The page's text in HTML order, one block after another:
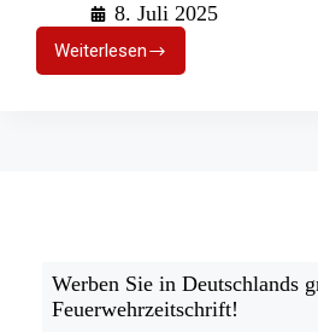
8. Juli 2025
WeiterlesenFlauschige
Gäste
Werben Sie in Deutschlands
Feuerwehrzeitschrift!